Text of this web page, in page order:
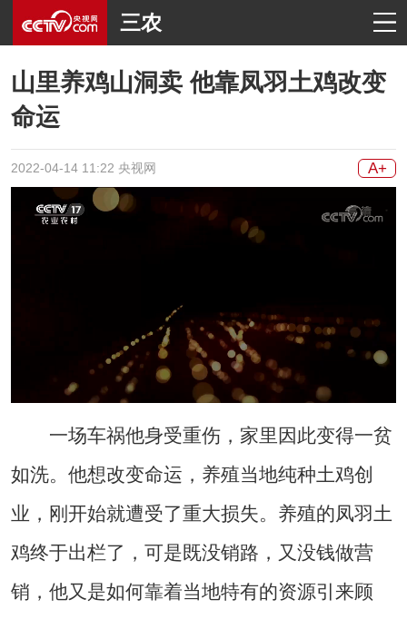
三农
山里养鸡山洞卖 他靠凤羽土鸡改变
命运
2022-04-14 11:22 央视网 A+
一场车祸他身受重伤，家里因此变得一贫
如洗。他想改变命运，养殖当地纯种土鸡创
业，刚开始就遭受了重大损失。养殖的凤羽土
鸡终于出栏了，可是既没销路，又没钱做营
销，他又是如何靠着当地特有的资源引来顾